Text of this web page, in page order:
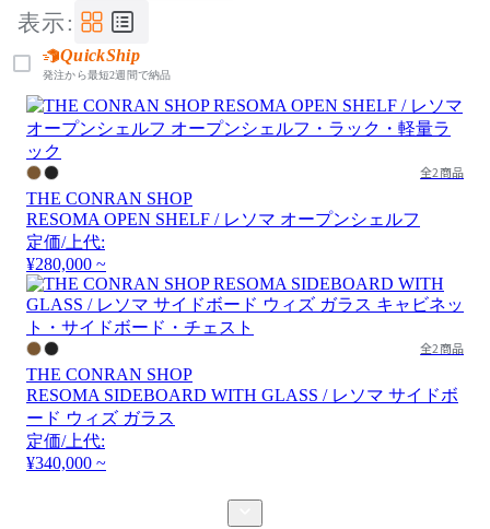
表示:
QuickShip
発注から最短2週間で納品
全2商品
THE CONRAN SHOP
RESOMA OPEN SHELF / レソマ オープンシェルフ
定価/上代:
¥280,000 ~
全2商品
THE CONRAN SHOP
RESOMA SIDEBOARD WITH GLASS / レソマ サイドボ
ード ウィズ ガラス
定価/上代:
¥340,000 ~